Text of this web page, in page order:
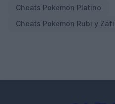
Cheats Pokemon Platino
Cheats Pokemon Rubi y